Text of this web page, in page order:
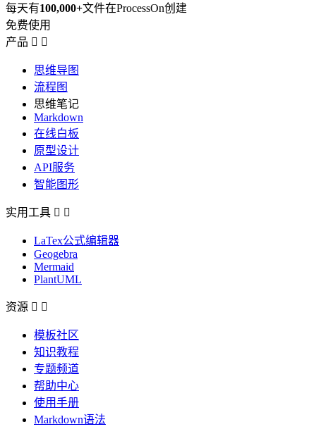
每天有100,000+文件在ProcessOn创建
免费使用
产品  
思维导图
流程图
思维笔记
Markdown
在线白板
原型设计
API服务
智能图形
实用工具  
LaTex公式编辑器
Geogebra
Mermaid
PlantUML
资源  
模板社区
知识教程
专题频道
帮助中心
使用手册
Markdown语法